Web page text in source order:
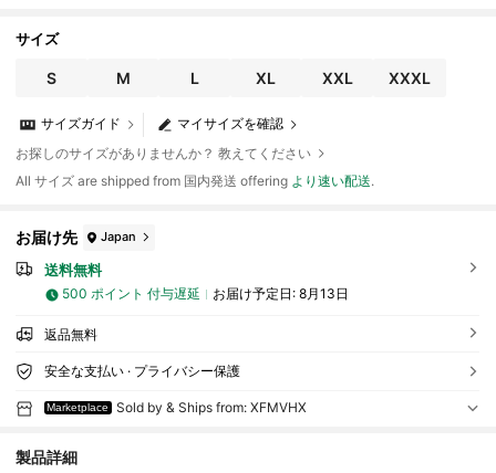
サイズ
S M L XL XXL XXXL
マイサイズを確認
サイズガイド
お探しのサイズがありませんか？ 教えてください
All サイズ are shipped from 国内発送 offering より速い配送.
お届け先 Japan
送料無料
500 ポイント 付与遅延 お届け予定日: 8月13日
返品無料
安全な支払い · プライバシー保護
Marketplace Sold by & Ships from: XFMVHX
製品詳細